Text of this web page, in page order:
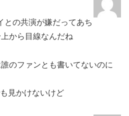
との共演が嫌だってあち
から目線なんだね
のファンとも書いてないのに
見かけないけど